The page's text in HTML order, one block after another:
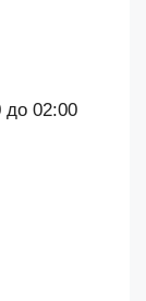
02:00